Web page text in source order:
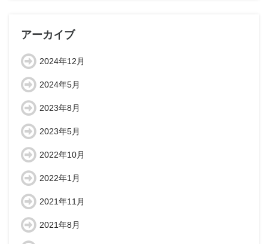
アーカイブ
2024年12月
2024年5月
2023年8月
2023年5月
2022年10月
2022年1月
2021年11月
2021年8月